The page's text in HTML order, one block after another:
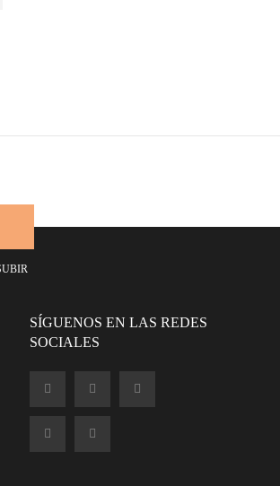
SÍGUENOS EN LAS REDES
SOCIALES